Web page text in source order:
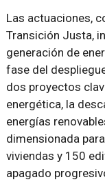
Las actuaciones,
Transición Justa,
generación de
fase del
dos proyectos
energética, la
energías
dimensionada
viviendas y 150
apagado